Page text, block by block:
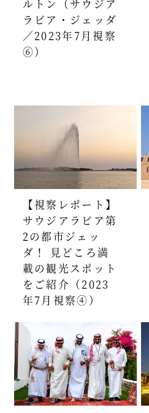
ルトン（サウジア
ラビア・ジェッダ
／2023年7月視察
⑥）
【視察レポート】
サウジアラビア第
2の都市ジェッ
ダ！ 見どころ満
載の観光スポット
をご紹介（2023
年7月視察④）